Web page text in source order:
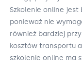
Szkolenie online
ponieważ nie
również bardziej
kosztów transportu
szkolenie online ma